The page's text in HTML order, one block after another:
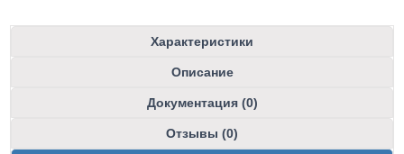
Характеристики
Описание
Документация (0)
Отзывы (0)